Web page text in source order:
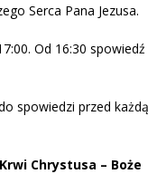
Serca Pana Jezusa.
Od 16:30 spowiedź
spowiedzi przed każdą
Chrystusa – Boże